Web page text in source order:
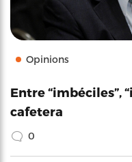
Opinions
Entre “imbéciles”,
cafetera
0